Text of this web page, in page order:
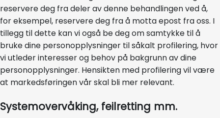
reservere deg fra deler av denne behandlingen ved å,
for eksempel, reservere deg fra å motta epost fra oss. I
tillegg til dette kan vi også be deg om samtykke til å
bruke dine personopplysninger til såkalt profilering, hvor
vi utleder interesser og behov på bakgrunn av dine
personopplysninger. Hensikten med profilering vil være
at markedsføringen vår skal bli mer relevant.
Systemovervåking, feilretting mm.